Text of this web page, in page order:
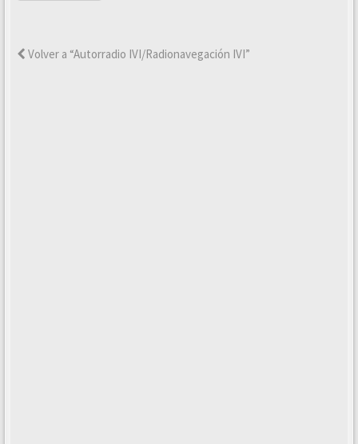
Volver a “Autorradio IVI/Radionavegación IVI”